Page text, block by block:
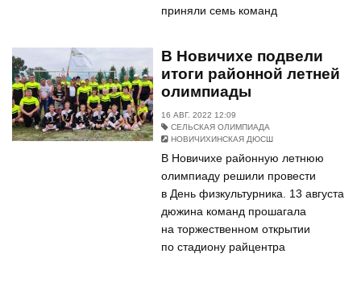
приняли семь команд
В Новичихе подвели
итоги районной летней
олимпиады
16 АВГ. 2022 12:09
СЕЛЬСКАЯ ОЛИМПИАДА
НОВИЧИХИНСКАЯ ДЮСШ
В Новичихе районную летнюю
олимпиаду решили провести
в День физкультурника. 13 августа
дюжина команд прошагала
на торжественном открытии
по стадиону райцентра